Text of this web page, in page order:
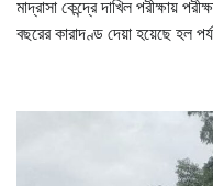
মাদ্রাসা কেন্দ্রে দাখিল পরীক্ষায়
বছরের কারাদণ্ড দেয়া হয়েছে হল